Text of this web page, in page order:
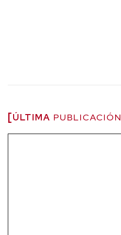
ÚLTIMA PUBLICACIÓN